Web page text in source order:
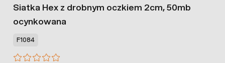
Siatka Hex z drobnym oczkiem 2cm, 50mb
ocynkowana
F1084